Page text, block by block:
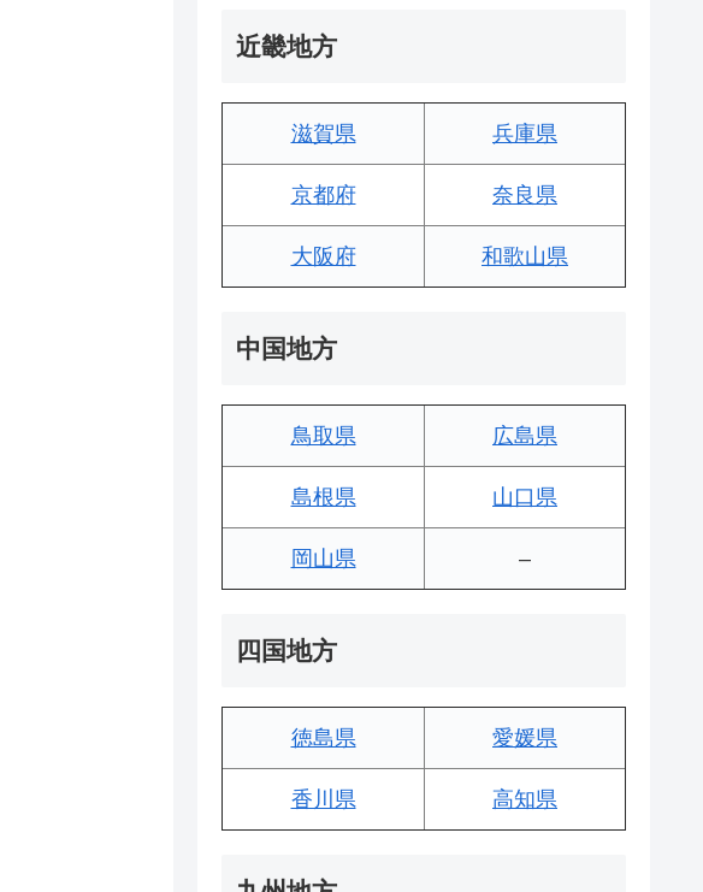
近畿地方
滋賀県 兵庫県
京都府 奈良県
大阪府 和歌山県
中国地方
鳥取県 広島県
島根県 山口県
岡山県 –
四国地方
徳島県 愛媛県
香川県 高知県